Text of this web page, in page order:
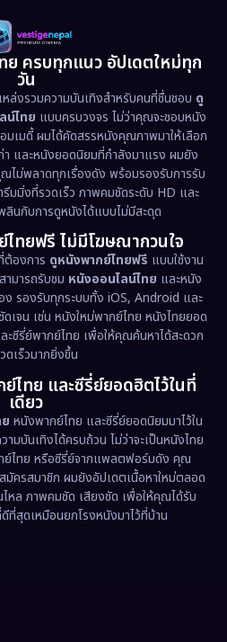
(13)
(5)
(93)
(1,460)
(17)
(61)
(218)
(36)
(363)
(326)
(9)
(57)
1983
1978
1974
1962
ครบทุกแนว อัปเดตใหม่ทุก
วัน
ล่งรวมความบันเทิงสำหรับคนที่ชื่นชอบ ดู
น์ไทย แบบครบวงจร ไม่ว่าคุณจะชอบหนัง
เมดี้ ผมได้คัดสรรหนังคุณภาพมาให้เลือก
า และหนังยอดนิยมที่กำลังมาแรง ผมยัง
ไม่พลาดทุกเรื่องดัง พร้อมรองรับการรับ
มมิ่งที่รวดเร็ว ภาพคมชัดระดับ HD และ
นกับการดูหนังได้แบบไม่มีสะดุด
ทยฟรี ไม่มีโฆษณากวนใจ
ต้องการ ดูหนังพากย์ไทยฟรี แบบใช้งาน
มารถรับชม หนังออนไลน์ไทย และหนัง
ง รองรับทุกระบบทั้ง iOS, Android และ
เจน เช่น หนังใหม่พากย์ไทย หนังไทยยอด
ซีรี่ย์พากย์ไทย เพื่อให้คุณค้นหาได้สะดวก
ดเร็วมากยิ่งขึ้น
ไทย และซีรี่ย์ยอดฮิตไว้ในที่
เดียว
หนังพากย์ไทย และซีรี่ย์ยอดนิยมมาไว้ใน
ามบันเทิงได้ครบถ้วน ไม่ว่าจะเป็นหนังไทย
ไทย หรือซีรี่ย์จากแพลตฟอร์มดัง คุณ
มัครสมาชิก ผมยังอัปเดตเนื้อหาใหม่ตลอด
หล ภาพคมชัด เสียงชัด เพื่อให้คุณได้รับ
ที่สุดเหมือนยกโรงหนังมาไว้ที่บ้าน